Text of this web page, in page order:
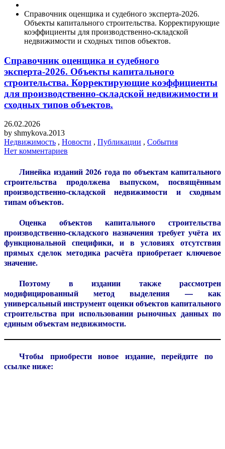
Справочник оценщика и судебного эксперта-2026.
Объекты капитального строительства. Корректирующие
коэффициенты для производственно-складской
недвижимости и сходных типов объектов.
Справочник оценщика и судебного
эксперта-2026. Объекты капитального
строительства. Корректирующие коэффициенты
для производственно-складской недвижимости и
сходных типов объектов.
26.02.2026
by shmykova.2013
Недвижимость , Новости , Публикации , События
Нет комментариев
Линейка изданий 2026 года по объектам капитального
строительства продолжена выпуском, посвящённым
производственно-складской недвижимости и сходным
типам объектов.
Оценка объектов капитального строительства
производственно-складского назначения требует учёта их
функциональной специфики, и в условиях отсутствия
прямых сделок методика расчёта приобретает ключевое
значение.
Поэтому в издании также рассмотрен
модифицированный метод выделения — как
универсальный инструмент оценки объектов капитального
строительства при использовании рыночных данных по
единым объектам недвижимости.
Чтобы приобрести новое издание, перейдите по
ссылке ниже: